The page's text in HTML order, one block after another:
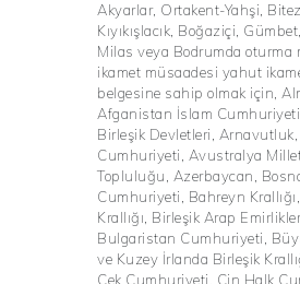
Akyarlar, Ortakent-Yahşi,
Kıyıkışlacık, Boğaziçi,
Milas veya Bodrumda oturma
ikamet müsaadesi yahut
belgesine sahip olmak için,
Afganistan İslam
Birleşik Devletleri,
Cumhuriyeti, Avustralya
Topluluğu, Azerbaycan,
Cumhuriyeti, Bahreyn
Krallığı, Birleşik Arap
Bulgaristan Cumhuriyeti,
ve Kuzey İrlanda Birleşik
Çek Cumhuriyeti, Çin Halk